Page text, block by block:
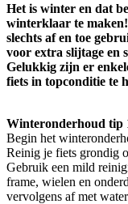
Het is winter en dat
winterklaar te
slechts af en toe
voor extra slijtage en
Gelukkig zijn er
fiets in topconditie te
Winteronderhoud tip
Begin het
Reinig je fiets grondig
Gebruik een mild
frame, wielen en
vervolgens af met